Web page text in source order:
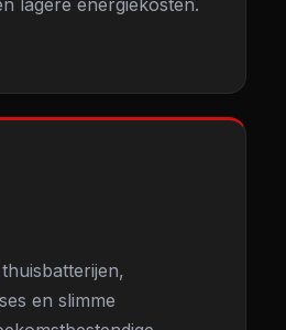
lagere energiekosten.
en slimme